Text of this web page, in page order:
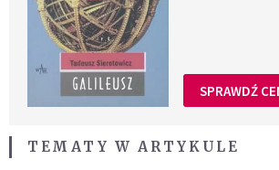
SPRAWDŹ
TEMATY W ARTYKULE